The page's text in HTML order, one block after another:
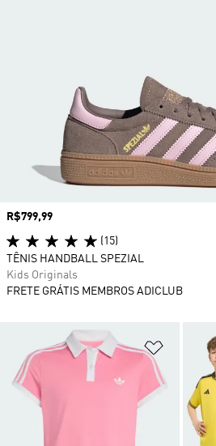
Preço
R$799,99
(15)
TÊNIS HANDBALL SPEZIAL
Kids Originals
FRETE GRÁTIS MEMBROS ADICLUB